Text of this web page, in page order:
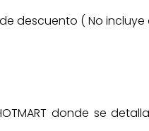
descuento ( No
donde se